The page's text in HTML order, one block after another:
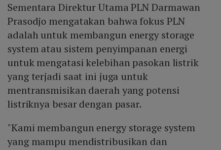
Sementara Direktur Utama PLN Darmawan
Prasodjo mengatakan bahwa fokus PLN
adalah untuk membangun energy storage
system atau sistem penyimpanan energi
untuk mengatasi kelebihan pasokan listrik
yang terjadi saat ini juga untuk
mentransmisikan daerah yang potensi
listriknya besar dengan pasar.
"Kami membangun energy storage system
yang mampu mendistribusikan dan